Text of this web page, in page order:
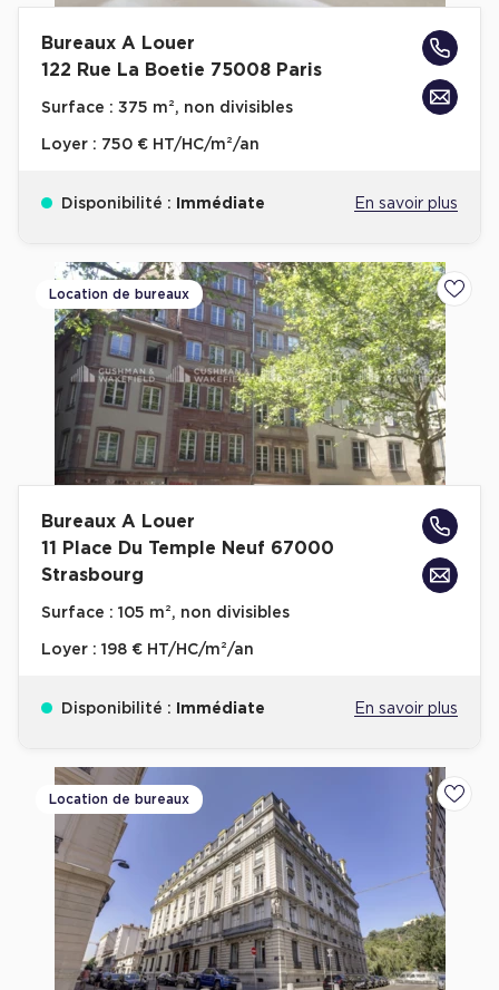
Bureaux A Louer
122 Rue La Boetie 75008 Paris
Surface : 375 m², non divisibles
Loyer : 750 € HT/HC/m²/an
Disponibilité : Immédiate En savoir plus
Location de bureaux
Bureaux A Louer
11 Place Du Temple Neuf 67000
Strasbourg
Surface : 105 m², non divisibles
Loyer : 198 € HT/HC/m²/an
Disponibilité : Immédiate En savoir plus
Location de bureaux